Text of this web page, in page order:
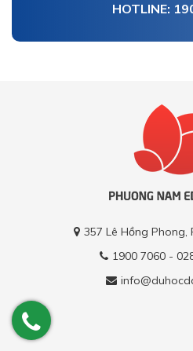
HOTLINE:
357 Lê Hồng Phong,
1900 7060 -